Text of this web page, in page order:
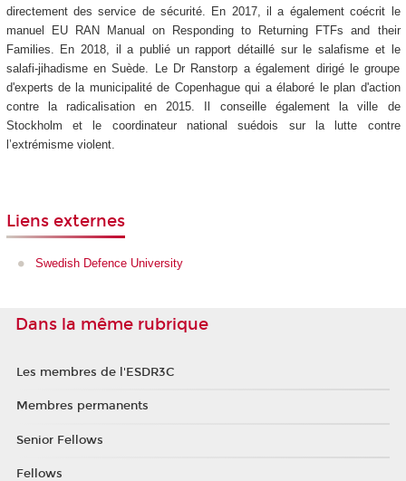
directement des service de sécurité. En 2017, il a également coécrit le
manuel EU RAN Manual on Responding to Returning FTFs and their
Families. En 2018, il a publié un rapport détaillé sur le salafisme et le
salafi-jihadisme en Suède. Le Dr Ranstorp a également dirigé le groupe
d'experts de la municipalité de Copenhague qui a élaboré le plan d'action
contre la radicalisation en 2015. Il conseille également la ville de
Stockholm et le coordinateur national suédois sur la lutte contre
l’extrémisme violent.
Liens externes
Swedish Defence University
Dans la même rubrique
Les membres de l'ESDR3C
Membres permanents
Senior Fellows
Fellows